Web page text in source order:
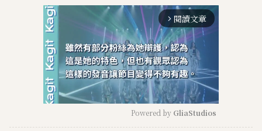
arrow_forward_ios 閱讀文章
Powered by GliaStudios